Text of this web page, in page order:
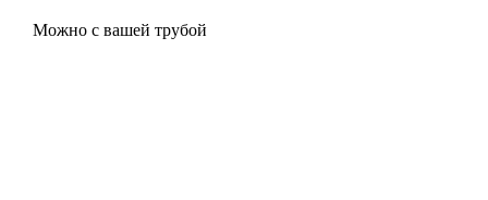
Можно с вашей трубой